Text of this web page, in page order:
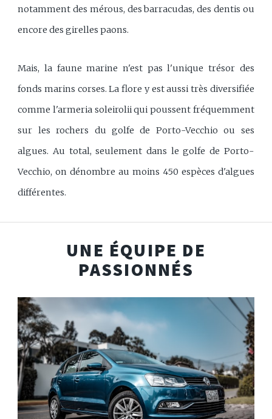
notamment des mérous, des barracudas, des dentis ou
encore des girelles paons.
Mais, la faune marine n'est pas l'unique trésor des
fonds marins corses. La flore y est aussi très diversifiée
comme l'armeria soleirolii qui poussent fréquemment
sur les rochers du golfe de Porto-Vecchio ou ses
algues. Au total, seulement dans le golfe de Porto-
Vecchio, on dénombre au moins 450 espèces d'algues
différentes.
UNE ÉQUIPE DE
PASSIONNÉS